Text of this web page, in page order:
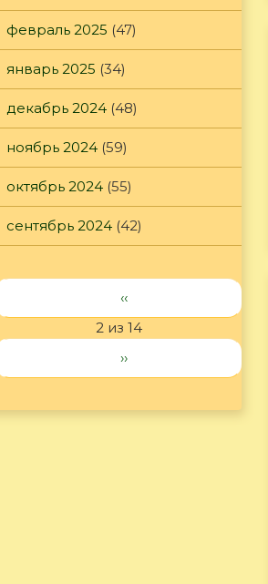
февраль 2025 (47)
январь 2025 (34)
декабрь 2024 (48)
ноябрь 2024 (59)
октябрь 2024 (55)
сентябрь 2024 (42)
‹‹
2 из 14
››